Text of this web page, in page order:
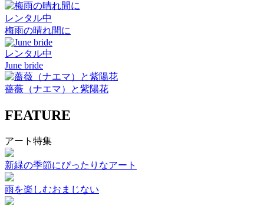
レンタル中
梅雨の晴れ間に
レンタル中
June bride
薔薇（ナエマ）と紫陽花
FEATURE
アート特集
新緑の季節にぴったりなアート
雨を楽しむおまじない